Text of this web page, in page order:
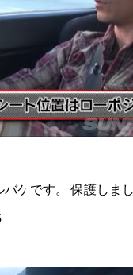
ケです。 保護しまし